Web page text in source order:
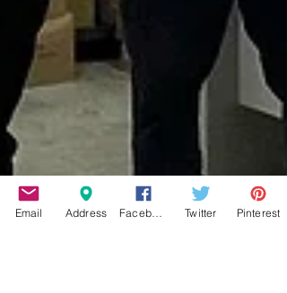
Email Address Twitter Pinterest